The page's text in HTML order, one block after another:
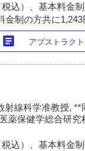
込）、基本料金
制の方共に1,243
article アブストラク
線科学准教授,
薬保健学総合研究
込）、基本料金